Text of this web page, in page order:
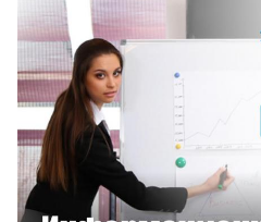
Смотреть